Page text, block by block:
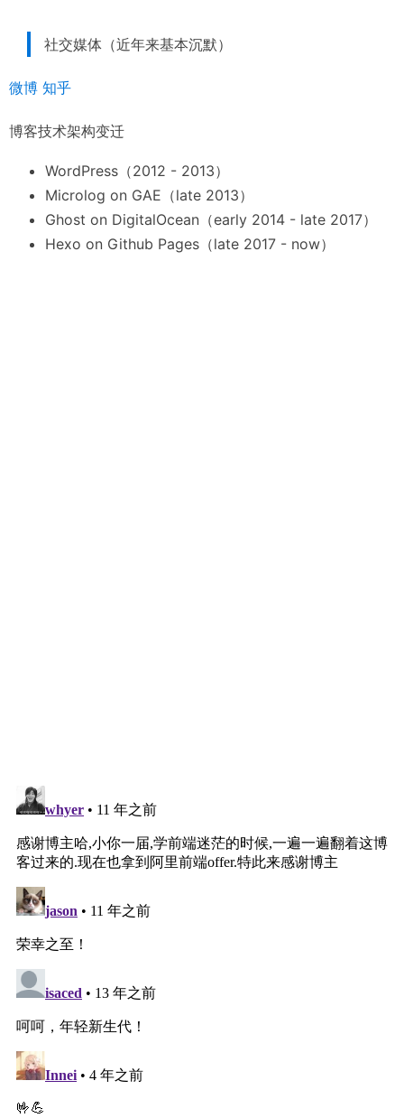
社交媒体（近年来基本沉默）
微博 知乎
博客技术架构变迁
WordPress（2012 - 2013）
Microlog on GAE（late 2013）
Ghost on DigitalOcean（early 2014 - late 2017）
Hexo on Github Pages（late 2017 - now）